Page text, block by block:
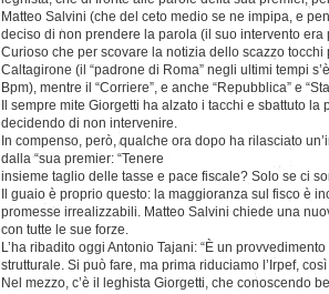
Matteo Salvini (che del ceto medio se ne impipa, e
deciso di non prendere la parola (il suo intervento era
Curioso che per scovare la notizia dello scazzo
Caltagirone (il “padrone di Roma” negli ultimi tempi
Bpm), mentre il “Corriere”, e anche “Repubblica” e
Il sempre mite Giorgetti ha alzato i tacchi e sbattuto
decidendo di non intervenire.
In compenso, però, qualche ora dopo ha rilasciato
dalla “sua premier: “Tenere
insieme taglio delle tasse e pace fiscale? Solo se ci
Il guaio è proprio questo: la maggioranza sul fisco è
promesse irrealizzabili. Matteo Salvini chiede una
con tutte le sue forze.
L’ha ribadito oggi Antonio Tajani: “È un
strutturale. Si può fare, ma prima riduciamo l’Irpef,
Nel mezzo, c’è il leghista Giorgetti, che conoscendo